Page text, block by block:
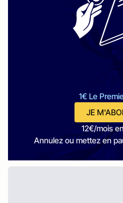
1€ Le
JE
12€/mois
Annulez ou mettez en